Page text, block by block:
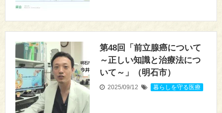
第48回「前立腺癌について
～正しい知識と治療法につ
いて～」（明石市）
2025/09/12 暮らしを守る医療